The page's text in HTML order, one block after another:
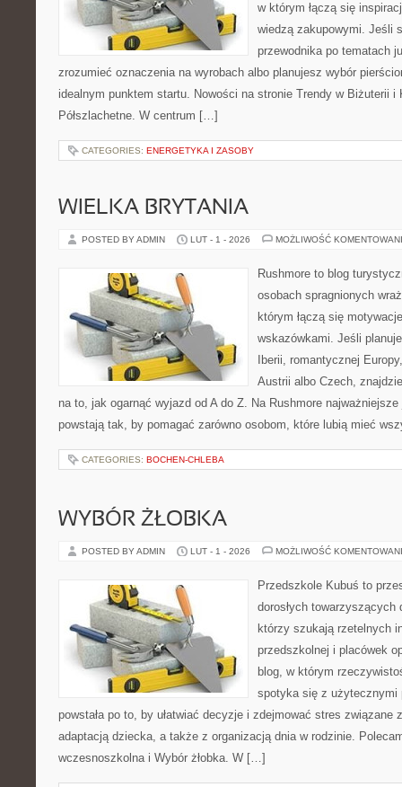
w którym łączą się
wiedzą zakupowymi. Jeśli
przewodnika po tematach
zrozumieć oznaczenia na wyrobach albo planujesz wybór
idealnym punktem startu. Nowości na stronie Trendy w Biżuterii i
Półszlachetne. W centrum […]
CATEGORIES: ENERGETYKA I ZASOBY
WIELKA BRYTANIA
POSTED BY ADMIN LUT - 1 - 2026 MOŻLIWOŚĆ
Rushmore to blog
osobach spragnionych
którym łączą się
wskazówkami. Jeśli
Iberii, romantycznej
Austrii albo Czech,
na to, jak ogarnąć wyjazd od A do Z. Na Rushmore
powstają tak, by pomagać zarówno osobom, które lubią mieć
CATEGORIES: BOCHEN-CHLEBA
WYBÓR ŻŁOBKA
POSTED BY ADMIN LUT - 1 - 2026 MOŻLIWOŚĆ
Przedszkole Kubuś to
dorosłych
którzy szukają rzetelnych
przedszkolnej i placówek
blog, w którym
spotyka się z użytecznymi
powstała po to, by ułatwiać decyzje i zdejmować stres związane
adaptacją dziecka, a także z organizacją dnia w rodzinie.
wczesnoszkolna i Wybór żłobka. W […]